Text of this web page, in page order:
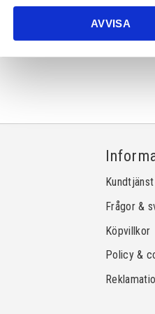
AVVISA
Kundtjänst
Frågor &
Köpvillkor
Policy &